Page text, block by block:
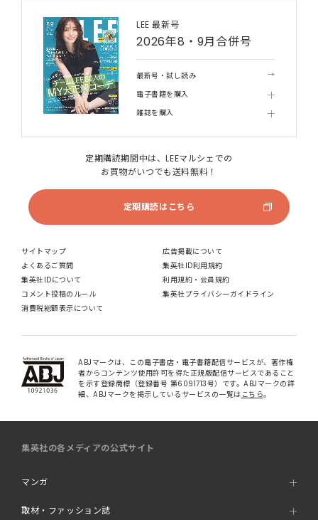
LEE 最新号
2026年8・9月合併号
最新号・試し読み
電子書籍を購入
雑誌を購入
定期購読期間中は、LEEマルシェでの
お買物がいつでも送料無料！
定期購読はこちら
サイトマップ
広告掲載について
よくあるご質問
集英社ID利用規約
集英社IDについて
利用規約・会員規約
コメント投稿のルール
集英社プライバシーガイドライン
消費税総額表示について
ABJマークは、この電子書店・電子書籍配信サービスが、著作権
者からコンテンツ使用許可を得た正規版配信サービスであること
を示す登録商標（登録番号 第6091713号）です。ABJマークの詳
細、ABJマークを掲示しているサービスの一覧は こちら。
集英社の各メディアの公式サイト
マンガ
取材・ファッション誌